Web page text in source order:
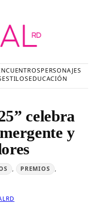
PERSONAJES
ESTILOSEDUCACIÓN
celebra
y
, PREMIOS
,